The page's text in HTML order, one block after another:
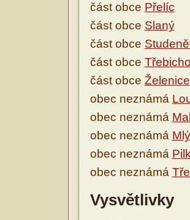
část obce Přelíc
část obce Slaný
část obce
část obce
část obce Želenice
obec neznámá
obec neznámá
obec neznámá
obec neznámá
obec neznámá
Vysvětlivky